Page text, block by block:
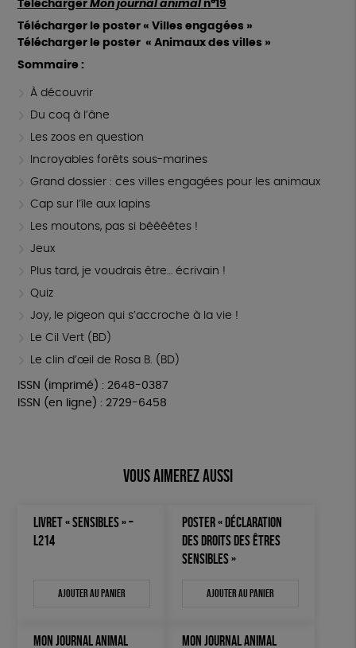
Télécharger Mon journal animaln°19
Télécharger le poster « Villes engagées »
Télécharger le poster « Animaux des villes »
Sommaire :
À découvrir
Du coq à l’âne
Les zoos en question
Incroyables forêts sous-marines
Grand dossier : ces villes engagées pour les animaux
Cap sur l’île aux lapins
Les moutons, pas si bêêêêtes !
Jeux
Plus tard, je voudrais être… écrivain !
Quiz
Joy, le pigeon qui s’accroche à la vie !
Le Cil Vert (BD)
Le clin d’œil de Rosa B. (BD)
ISSN (imprimé) : 2648-0387
ISSN (en ligne) : 2729-6458
Vous aimerez aussi
LIVRET « SENSIBLES » –
L214
Ajouter au panier
POSTER « DÉCLARATION
DES DROITS DES ÊTRES
SENSIBLES »
Ajouter au panier
MON JOURNAL ANIMAL
MON JOURNAL ANIMAL